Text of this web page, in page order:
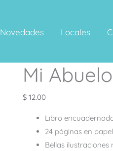
Novedades Locales
Mi
$ 12.00
Libro
24 páginas en
Bellas
Mi
Abuelo
y
cantidad